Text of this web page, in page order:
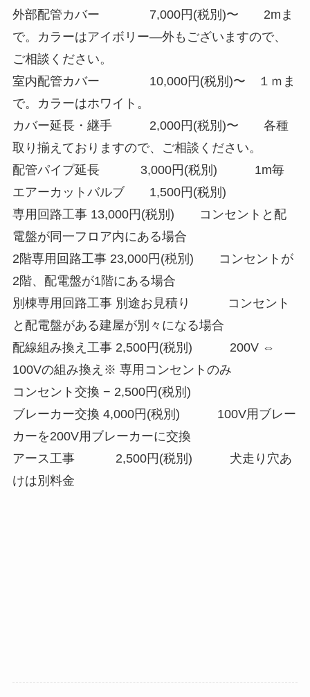
外部配管カバー 7,000円(税別)〜 2mま
で。カラーはアイボリー―外もございますので、
ご相談ください。
室内配管カバー 10,000円(税別)〜 １ｍま
で。カラーはホワイト。
カバー延長・継手 2,000円(税別)〜 各種
取り揃えておりますので、ご相談ください。
配管パイプ延長 3,000円(税別) 1m毎
エアーカットバルブ 1,500円(税別)
専用回路工事 13,000円(税別) コンセントと配
電盤が同一フロア内にある場合
2階専用回路工事 23,000円(税別) コンセントが
2階、配電盤が1階にある場合
別棟専用回路工事 別途お見積り コンセント
と配電盤がある建屋が別々になる場合
配線組み換え工事 2,500円(税別) 200V ⇔
100Vの組み換え※ 専用コンセントのみ
コンセント交換 − 2,500円(税別)
ブレーカー交換 4,000円(税別) 100V用ブレー
カーを200V用ブレーカーに交換
アース工事 2,500円(税別) 犬走り穴あ
けは別料金